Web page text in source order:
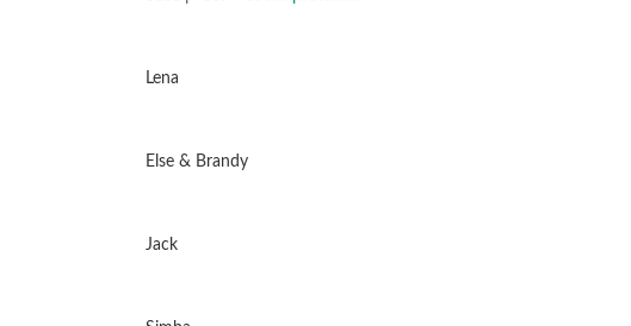
Lena
Else & Brandy
Jack